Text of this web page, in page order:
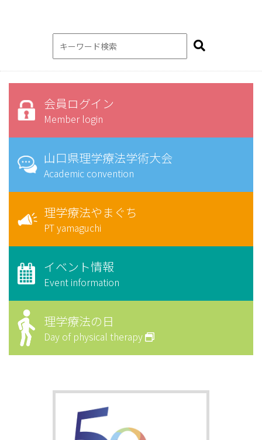
会員ログイン
Member login
山口県理学療法学術大会
Academic convention
理学療法やまぐち
PT yamaguchi
イベント情報
Event information
理学療法の日
Day of physical therapy